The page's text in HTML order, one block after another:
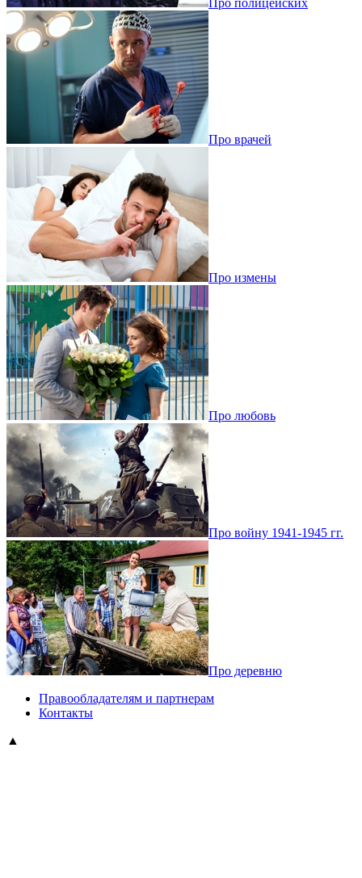
Про полицейских
Про врачей
Про измены
Про любовь
Про войну 1941-1945 гг.
Про деревню
Правообладателям и партнерам
Контакты
▲